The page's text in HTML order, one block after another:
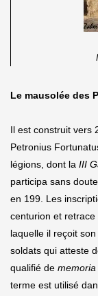
Le mausolée des
Il est construit vers
Petronius
légions, dont la III
participa sans
en 199. Les
centurion et
laquelle il reçoit son
soldats qui atteste
qualifié de memoria
terme est utilisé